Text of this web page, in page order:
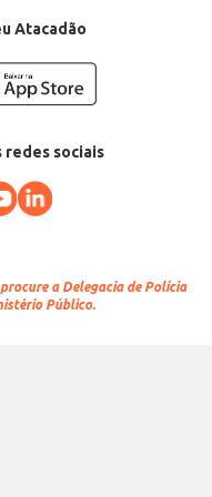
Atacadão
redes sociais
a Delegacia de Polícia
Público.